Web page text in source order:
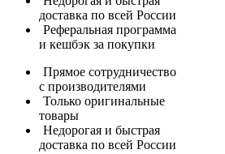
доставка по всей России
Реферальная программа
и кешбэк за покупки
Прямое сотрудничество
с производителями
Только оригинальные
товары
Недорогая и быстрая
доставка по всей России